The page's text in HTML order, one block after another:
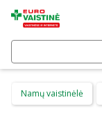
Namų vaistinėlė